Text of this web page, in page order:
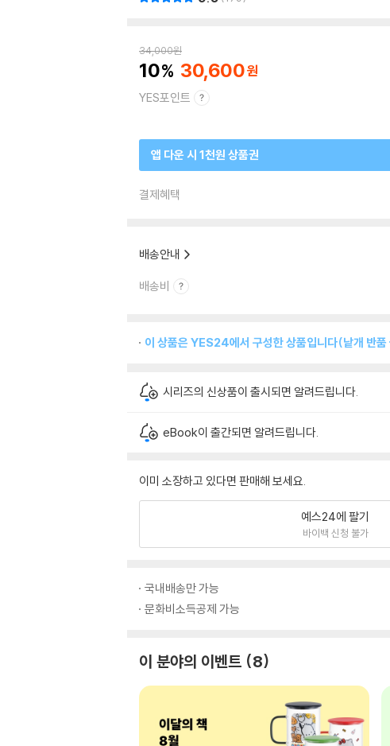
34,000원
10 30,600
YES포인트
앱 다운 시 1천원 상품권
결제혜택
배송안내
배송비
이 상품은 YES24에서 구성한 상품입니다(낱개 반품
시리즈의 신상품이 출시되면 알려드립니다.
eBook이 출간되면 알려드립니다.
이미 소장하고 있다면 판매해 보세요.
예스24에 팔기
바이백 신청 불가
국내배송만 가능
문화비소득공제 가능
이 분야의 이벤트 8